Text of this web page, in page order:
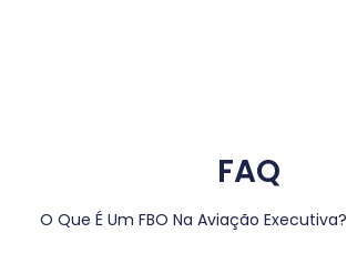
FAQ
O Que É Um FBO Na Aviação Executiva?